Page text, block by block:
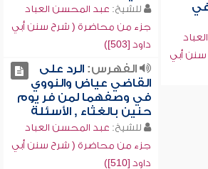
في
أبي
للشيخ: عبد المحسن العباد
جزء من محاضرة ( شرح سنن أبي
داود [503])
الفهرس:الرد على
القاضي عياض والنووي
في وصفهما لمن فر يوم
حنين بالغثاء , الأسئلة
للشيخ: عبد المحسن العباد
جزء من محاضرة ( شرح سنن أبي
داود [510])